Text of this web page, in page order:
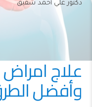
دكتور علي أحمد شفيق
علاج
وأفضل